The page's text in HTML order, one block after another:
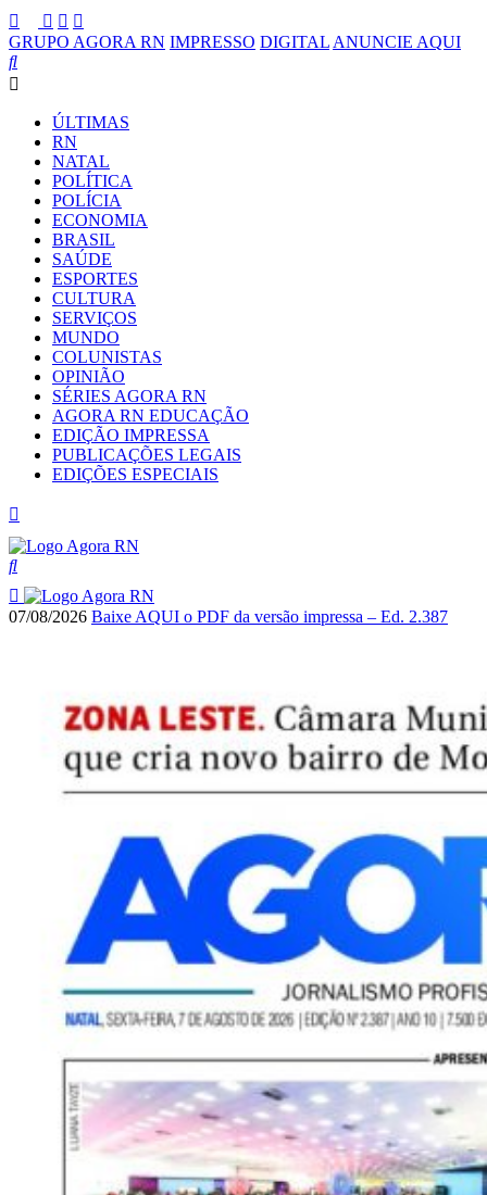
GRUPO AGORA RN IMPRESSO DIGITAL ANUNCIE AQUI
ÚLTIMAS
RN
NATAL
POLÍTICA
POLÍCIA
ECONOMIA
BRASIL
SAÚDE
ESPORTES
CULTURA
SERVIÇOS
MUNDO
COLUNISTAS
OPINIÃO
SÉRIES AGORA RN
AGORA RN EDUCAÇÃO
EDIÇÃO IMPRESSA
PUBLICAÇÕES LEGAIS
EDIÇÕES ESPECIAIS
07/08/2026 Baixe AQUI o PDF da versão impressa – Ed. 2.387